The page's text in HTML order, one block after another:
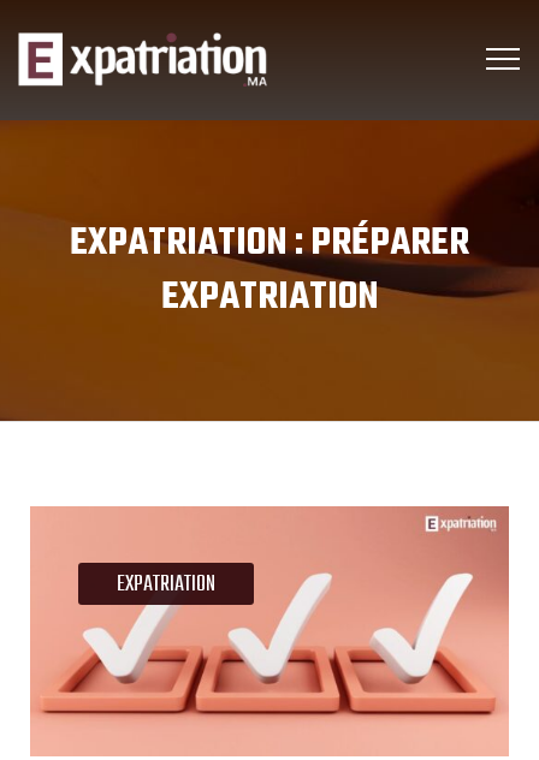
EXPATRIATION :PRÉPARER
EXPATRIATION
EXPATRIATION